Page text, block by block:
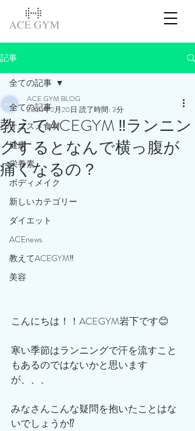
記事
全ての記事
オススメ食材
健康
栄養素
ボディメイク
新しいカテゴリー
ダイエット
ACEnews
教えてACEGYM‼️
美容
全ての記事
教えてACEGYM ‼️ランニン
グするとなんで横っ腹が
痛くなるの？
ACE GYM BLOG
2024年2月20日 読了時間: 3分
こんにちは！！ACEGYM岩下です😊
寒い季節はランニングで汗を流すこと
もあるのではないかと思います
が、、、
みなさんこんな疑問を抱いたことはな
いでしょうか⁉️